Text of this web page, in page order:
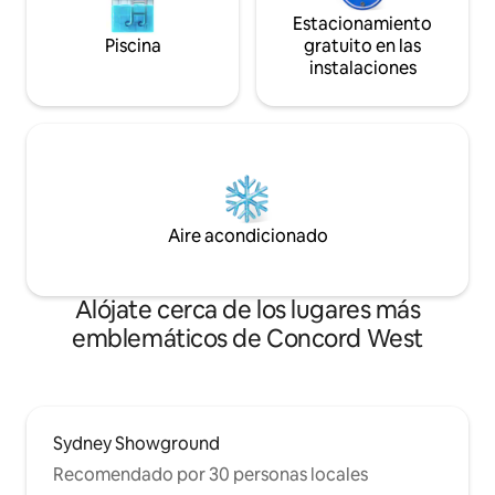
Piscina
Estacionamiento
gratuito en las
instalaciones
Aire acondicionado
Alójate cerca de los lugares más
emblemáticos de Concord West
Sydney Showground
Recomendado por 30 personas locales